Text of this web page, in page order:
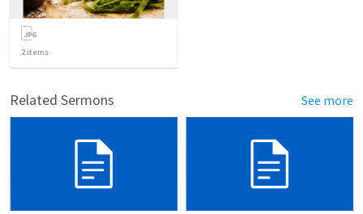
2items
Related Sermons See more